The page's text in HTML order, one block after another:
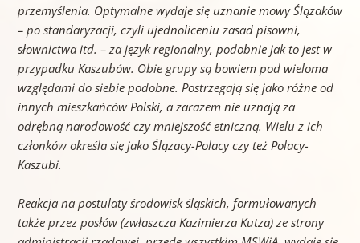
przemyślenia. Optymalne wydaje się uznanie mowy Ślązaków
– po standaryzacji, czyli ujednoliceniu zasad pisowni,
słownictwa itd. – za język regionalny, podobnie jak to jest w
przypadku Kaszubów. Obie grupy są bowiem pod wieloma
względami do siebie podobne. Postrzegają się jako różne od
innych mieszkańców Polski, a zarazem nie uznają za
odrębną narodowość czy mniejszość etniczną. Wielu z ich
członków określa się jako Ślązacy-Polacy czy też Polacy-
Kaszubi.
Reakcja na postulaty środowisk śląskich, formułowanych
także przez posłów (zwłaszcza Kazimierza Kutza) ze strony